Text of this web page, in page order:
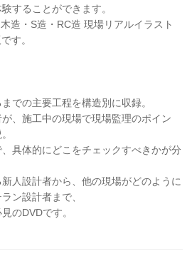
することができます。
造・S造・RC造 現場リアルイラスト
す。
での主要工程を構造別に収録。
、施工中の現場で現場監理のポイン
具体的にどこをチェックすべきかが分
人設計者から、他の現場がどのように
ン設計者まで、
のDVDです。